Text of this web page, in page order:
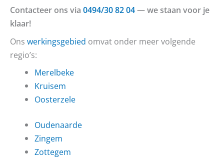
Contacteer ons via 0494/30 82 04— we staan voor je
klaar!
Ons werkingsgebied omvat onder meer volgende
regio’s:
Merelbeke
Kruisem
Oosterzele
Oudenaarde
Zingem
Zottegem